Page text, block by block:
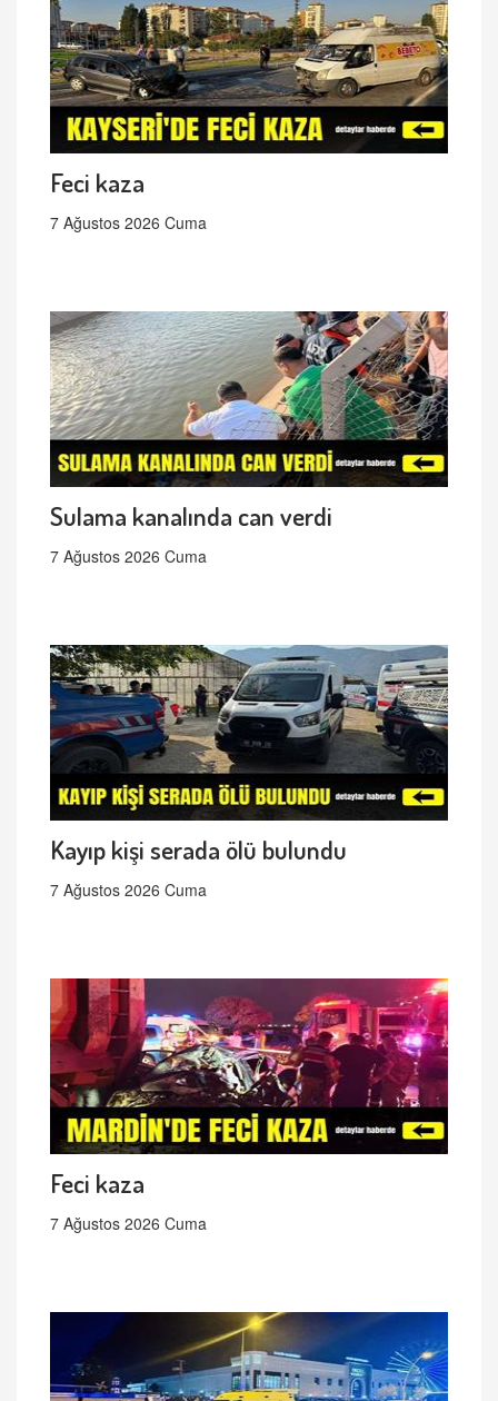
Feci kaza
7 Ağustos 2026 Cuma
Sulama kanalında can verdi
7 Ağustos 2026 Cuma
Kayıp kişi serada ölü bulundu
7 Ağustos 2026 Cuma
Feci kaza
7 Ağustos 2026 Cuma